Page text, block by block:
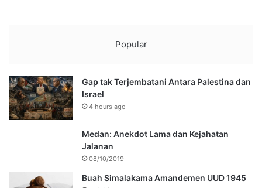
Popular
Gap tak Terjembatani Antara Palestina dan
Israel
4 hours ago
Medan: Anekdot Lama dan Kejahatan
Jalanan
08/10/2019
Buah Simalakama Amandemen UUD 1945